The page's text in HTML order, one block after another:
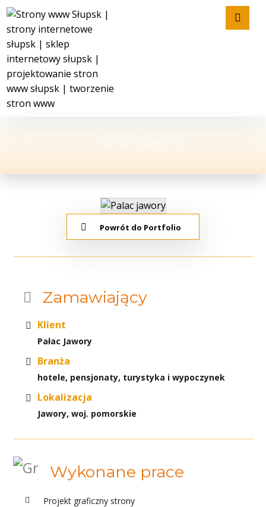
Powrót do Portfolio
Zamawiający
Klient
Pałac Jawory
Branża
hotele, pensjonaty, turystyka i wypoczynek
Lokalizacja
Jawory, woj. pomorskie
Wykonane prace
Projekt graficzny strony